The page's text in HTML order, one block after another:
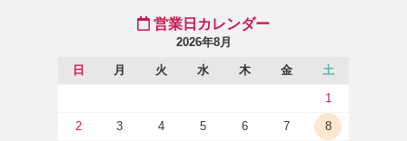
営業日カレンダー
2026年8月
日 月 火 水 木 金 土
1
2 3 4 5 6 7 8